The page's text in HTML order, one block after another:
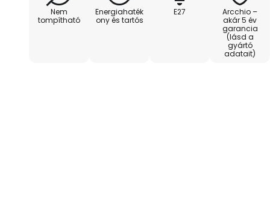
- meleg fehér (3000 K)
Nem
tompítható
Energiahaték
ony és tartós
E27
Arcchio –
akár 5 év
garancia
(lásd a
gyártó
adatait)